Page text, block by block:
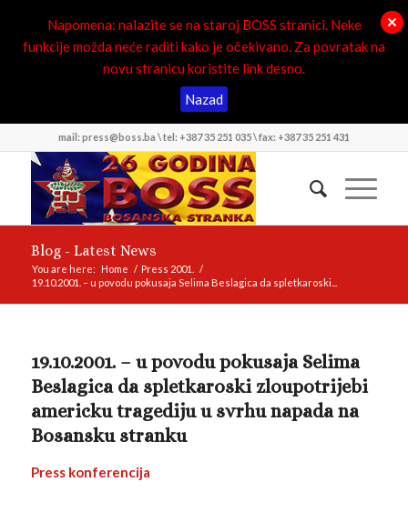
mail: press@boss.ba \ tel: +387 35 251 035 \ fax: +387 35 251 431
Blog - Latest News
You are here: Home / Press 2001.
/
19.10.2001. – u povodu pokusaja Selima Beslagica da spletkaroski...
19.10.2001. – u povodu pokusaja Selima
Beslagica da spletkaroski zloupotrijebi
americku tragediju u svrhu napada na
Bosansku stranku
Press konferencija
Napomena: nalazite se na staroj BOSS stranici. Neke
funkcije možda neće raditi kako je očekivano. Za povratak na
novu stranicu koristite link desno.
Nazad